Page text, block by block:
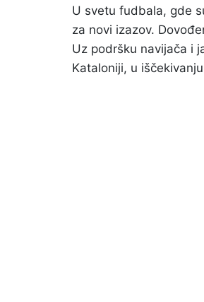
U svetu fudbala, gde
za novi izazov.
Uz podršku navijača i
Kataloniji, u